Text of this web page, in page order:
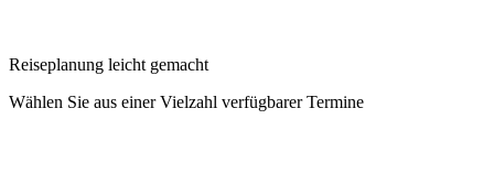
Reiseplanung leicht gemacht
Wählen Sie aus einer Vielzahl verfügbarer Termine